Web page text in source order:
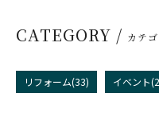
CATEGORY / カテ
リフォーム(33) イベント